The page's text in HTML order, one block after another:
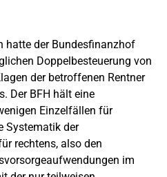
hatte der Bundesfinanzhof
Doppelbesteuerung von
der betroffenen Rentner
Der BFH hält eine
Einzelfällen für
Systematik der
rechtens, also den
im